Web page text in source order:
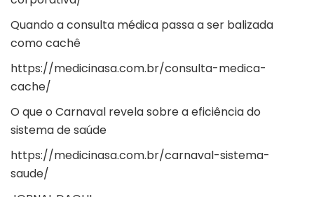
Quando a consulta médica passa a ser balizada
como cachê
https://medicinasa.com.br/consulta-medica-
cache/
O que o Carnaval revela sobre a eficiência do
sistema de saúde
https://medicinasa.com.br/carnaval-sistema-
saude/